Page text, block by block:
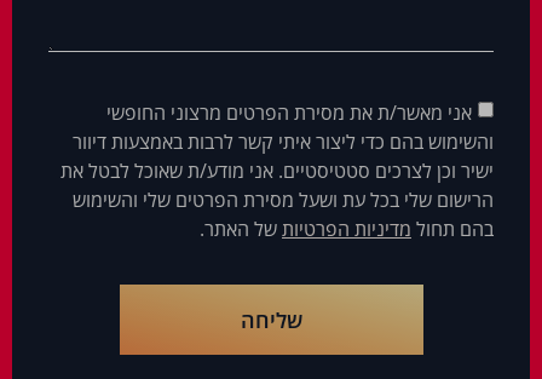
אני מאשר/ת את מסירת הפרטים מרצוני החופשי
והשימוש בהם כדי ליצור איתי קשר לרבות באמצעות דיוור
ישיר וכן לצרכים סטטיסטיים. אני מודע/ת שאוכל לבטל את
הרישום שלי בכל עת ושעל מסירת הפרטים שלי והשימוש
בהם תחול מדיניות הפרטיותשל האתר.
שליחה